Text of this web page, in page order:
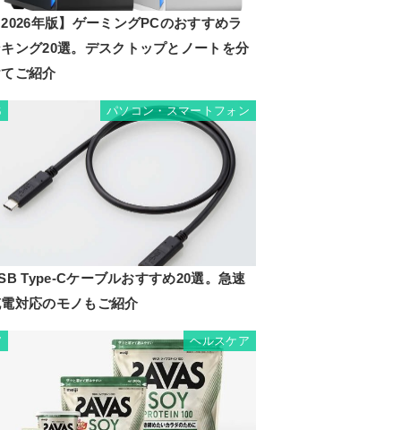
年版】ゲーミングPCのおすすめラ
ング20選。デスクトップとノートを分
ご紹介
パソコン・スマートフォン
Type-Cケーブルおすすめ20選。急速
対応のモノもご紹介
ヘルスケア